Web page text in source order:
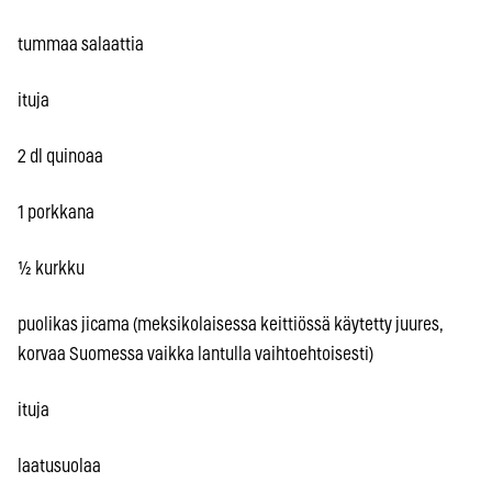
tummaa salaattia
ituja
2 dl quinoaa
1 porkkana
½ kurkku
puolikas jicama (meksikolaisessa keittiössä käytetty juures,
korvaa Suomessa vaikka lantulla vaihtoehtoisesti)
ituja
laatusuolaa